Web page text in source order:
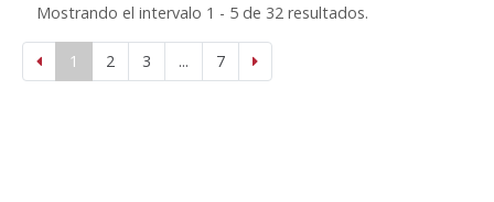
Mostrando el intervalo 1 - 5 de 32 resultados.
1 2 3 ... 7